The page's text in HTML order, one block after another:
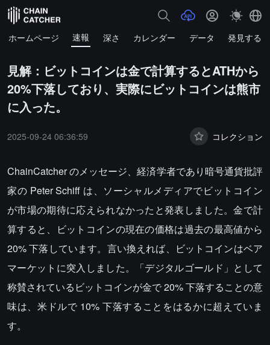
ホームページ 速報 深さ カレンダー データ 発見する
見解：ビットコインは金で計算するとATHから
20%下落しており、実際にビットコインは熊市
に入った。
2025-09-24 06:36:59 コレクション
ChainCatcher のメッセージ、経済学者であり暗号通貨批評
家の Peter Schiff は、ソーシャルメディアでビットコイン
が市場の期待に応えられなかったと発表しました。金で計
算すると、ビットコインの現在の価格は過去の最高値から
20% 下落しています。言い換えれば、ビットコインはベア
マーケットに突入しました。「デジタルゴールド」として
称賛されているビットコインが金で 20% 下落することの意
味は、米ドルで 10% 下落することをはるかに超えていま
す。